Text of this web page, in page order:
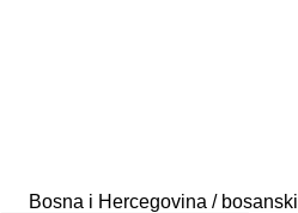
Bosna i Hercegovina / bosanski